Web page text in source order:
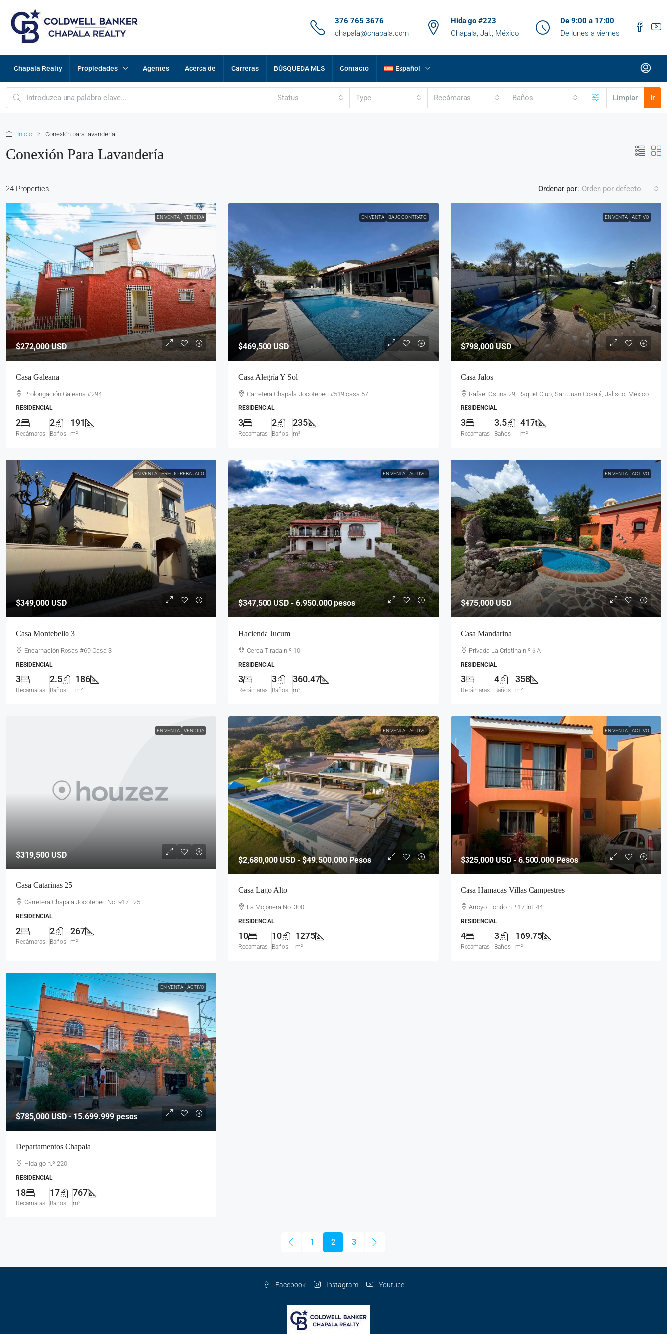
376 765 3676
chapala@chapala.com
Hidalgo #223
Chapala, Jal., México
De 9:00 a 17:00
De lunes a viernes
Chapala Realty Propiedades Agentes Acerca de Carreras BÚSQUEDA MLS Contacto Español
Status Type Recámaras Baños Limpiar Ir
Inicio Conexión para lavandería
Conexión Para Lavandería
24 Properties Ordenar por: Orden por defecto
EN VENTA VENDIDA
$272,000USD
Casa Galeana
Prolongación Galeana #294
RESIDENCIAL
2
Recámaras
2
Baños
191
m²
EN VENTA BAJO CONTRATO
$469,500USD
Casa Alegría Y Sol
Carretera Chapala-Jocotepec #519 casa 57
RESIDENCIAL
3
Recámaras
2
Baños
235
m²
EN VENTA ACTIVO
$798,000USD
Casa Jalos
Rafael Osuna 29, Raquet Club, San Juan Cosalá, Jalisco, México
RESIDENCIAL
3
Recámaras
3.5
Baños
417t
m²
EN VENTA PRECIO REBAJADO
$349,000 USD
Casa Montebello 3
Encarnación Rosas #69 Casa 3
RESIDENCIAL
3
Recámaras
2.5
Baños
186
m²
EN VENTA ACTIVO
$347,500USD - 6.950.000 pesos
Hacienda Jucum
Cerca Tirada n.º 10
RESIDENCIAL
3
Recámaras
3
Baños
360.47
m²
EN VENTA ACTIVO
$475,000USD
Casa Mandarina
Privada La Cristina n.º 6 A
RESIDENCIAL
3
Recámaras
4
Baños
358
m²
EN VENTA VENDIDA
$319,500 USD
Casa Catarinas 25
Carretera Chapala Jocotepec No. 917 - 25
RESIDENCIAL
2
Recámaras
2
Baños
267
m²
EN VENTA ACTIVO
$2,680,000 USD - $49.500.000 Pesos
Casa Lago Alto
La Mojonera No. 300
RESIDENCIAL
10
Recámaras
10
Baños
1275
m²
EN VENTA ACTIVO
$325,000 USD - 6.500.000 Pesos
Casa Hamacas Villas Campestres
Arroyo Hondo n.º 17 Int. 44
RESIDENCIAL
4
Recámaras
3
Baños
169.75
m²
EN VENTA ACTIVO
$785,000 USD - 15.699.999 pesos
Departamentos Chapala
Hidalgo n.º 220
RESIDENCIAL
18
Recámaras
17
Baños
767
m²
1 2 3
Facebook Instagram Youtube